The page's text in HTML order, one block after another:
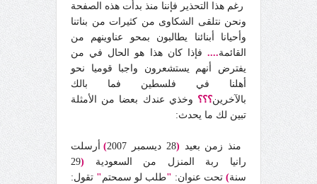
رغم هذا التحذير فإننا منذ بدأت هذه الصفحة
ونحن نتلقى الشكاوى من كثيرات من بناتنا
وأحيانا أبنائنا يطالبون بمحو عناوينهم من
القائمة.... فإذا كان هذا هو الحال في من
يفترض أنهم يستشعرون واجبا قوميا نحو
أهلنا في فلسطين فما بالك
بالآخرين؟؟؟ وخذي عندك بعضا من الأمثلة
تبين لك ما يحدث:
منذ زمن بعيد (28 ديسمبر 2007 ) أرسلت
رانيا ربة المنزل من السعودية (
29
سنة) تحت عنوان: "طلب لو سمحتم" تقول: